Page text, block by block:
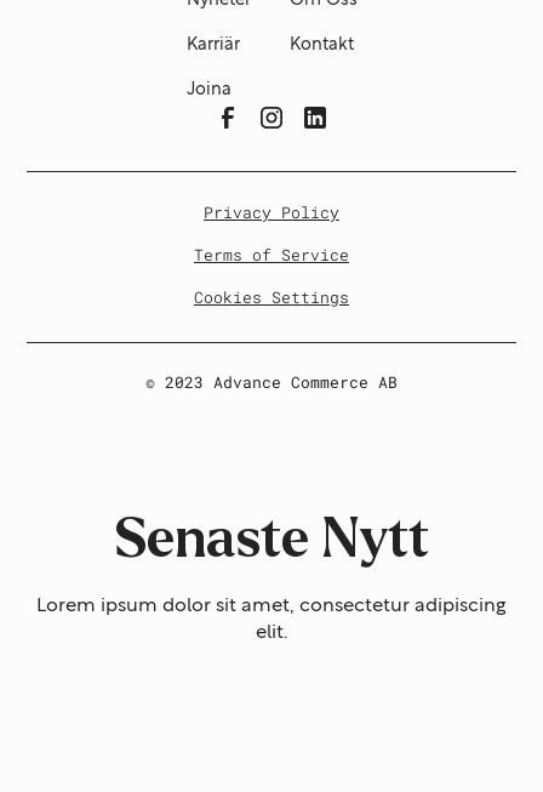
Karriär Kontakt
Joina
© 2023 Advance Commerce AB
Privacy Policy
Terms of Service
Cookies Settings
Senaste Nytt
Lorem ipsum dolor sit amet, consectetur adipiscing
elit.